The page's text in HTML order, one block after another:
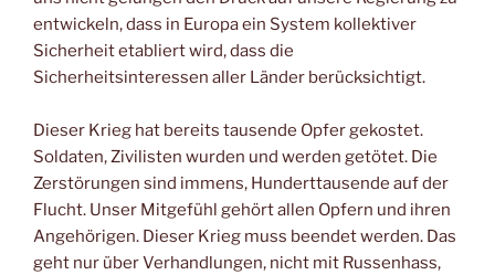
entwickeln, dass in Europa ein System kollektiver
Sicherheit etabliert wird, dass die
Sicherheitsinteressen aller Länder berücksichtigt.
Dieser Krieg hat bereits tausende Opfer gekostet.
Soldaten, Zivilisten wurden und werden getötet. Die
Zerstörungen sind immens, Hunderttausende auf der
Flucht. Unser Mitgefühl gehört allen Opfern und ihren
Angehörigen. Dieser Krieg muss beendet werden. Das
geht nur über Verhandlungen, nicht mit Russenhass,